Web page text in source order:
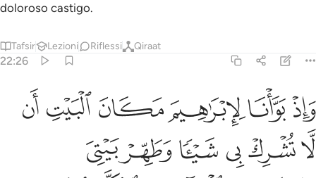
doloroso castigo.
Tafsir Lezioni Riflessi Qiraat
22:26
واذ بوانا لابراهيم مكان البيت ان لا تشرك بي شييا وطهر بيتي للطايفين
وَإِذْ بَوَّأْنَا لِإِبْرَٰهِيمَ مَكَانَ ٱلْبَيْتِ أَن لَّا تُشْرِكْ بِى شَيْـًۭٔا
ﱦﱧﱨﱩﱪﱫ
ﱬﱭﱮﱯﱰﱱ